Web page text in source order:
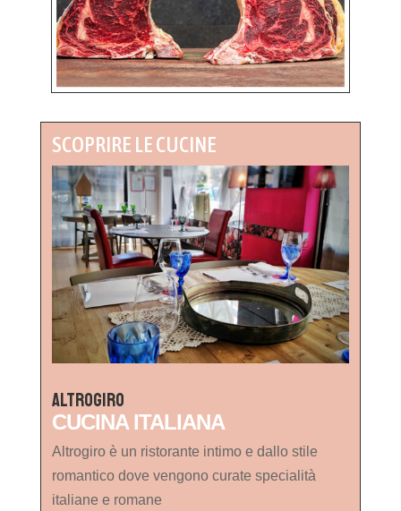
SCOPRIRE LE CUCINE
Altrogiro
CUCINA ITALIANA
Altrogiro è un ristorante intimo e dallo stile
romantico dove vengono curate specialità
italiane e romane